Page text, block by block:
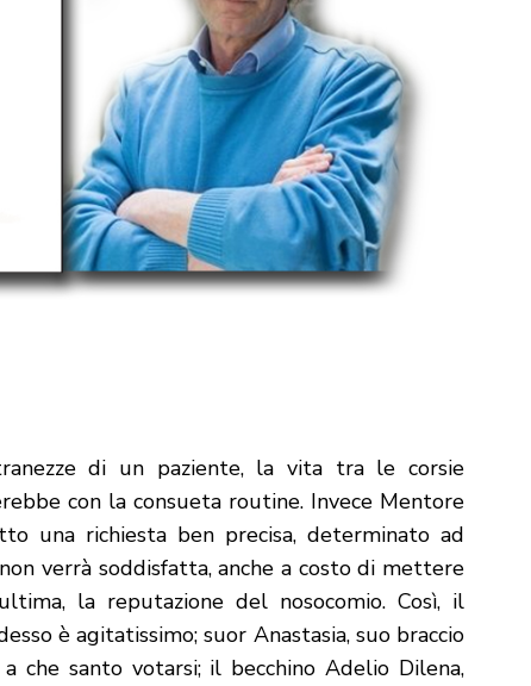
di un paziente, la vita tra le corsie
con la consueta routine. Invece Mentore
una richiesta ben precisa, determinato ad
verrà soddisfatta, anche a costo di mettere
la reputazione del nosocomio. Così, il
è agitatissimo; suor Anastasia, suo braccio
che santo votarsi; il becchino Adelio Dilena,